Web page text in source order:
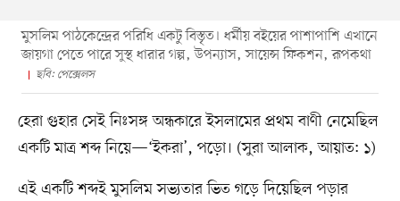
মুসলিম পাঠকেন্দ্রের পরিধি একটু বিস্তৃত। ধর্মীয় বইয়ের পাশাপাশি এখানে
জায়গা পেতে পারে সুস্থ ধারার গল্প, উপন্যাস, সায়েন্স ফিকশন, রূপকথা
ছবি: পেক্সেলস
হেরা গুহার সেই নিঃসঙ্গ অন্ধকারে ইসলামের প্রথম বাণী নেমেছিল
একটি মাত্র শব্দ নিয়ে—‘ইকরা’, পড়ো। (সুরা আলাক, আয়াত: ১)
এই একটি শব্দই মুসলিম সভ্যতার ভিত গড়ে দিয়েছিল পড়ার